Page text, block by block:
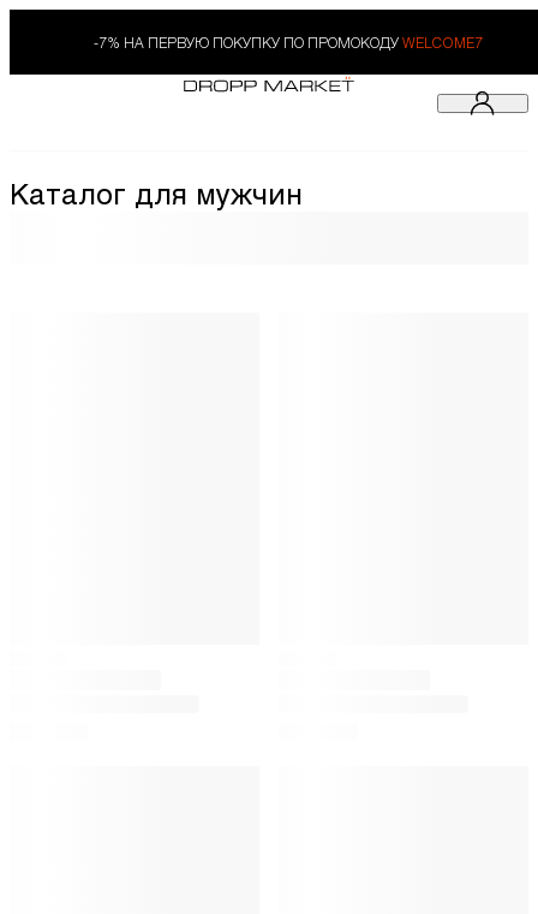
-7% НА ПЕРВУЮ ПОКУПКУ ПО ПРОМОКОДУ WELCOME7
Каталог для мужчин